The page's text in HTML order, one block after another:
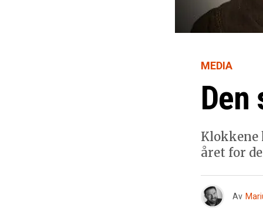
MEDIA
Klokkene
året for
Av